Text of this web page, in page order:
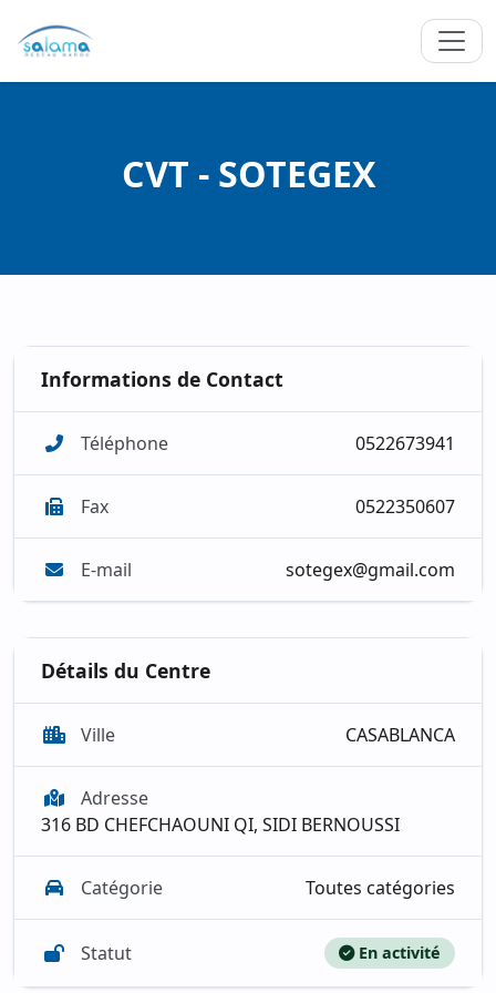
CVT - SOTEGEX
Informations de Contact
Téléphone 0522673941
Fax 0522350607
E-mail sotegex@gmail.com
Détails du Centre
Ville CASABLANCA
Adresse
316 BD CHEFCHAOUNI QI, SIDI BERNOUSSI
Catégorie Toutes catégories
Statut En activité